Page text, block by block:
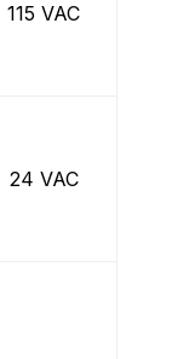
115 VAC
24 VAC